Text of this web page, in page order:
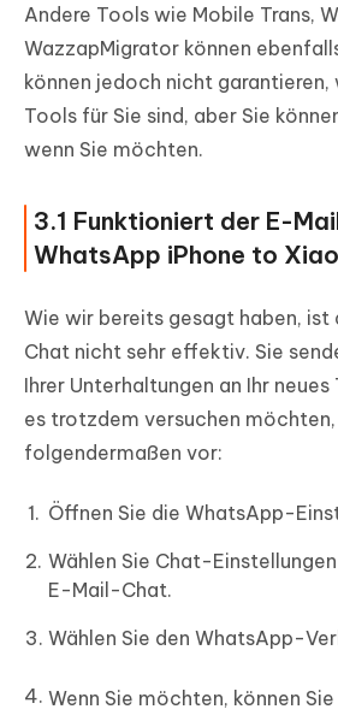
Andere Tools wie Mobile Trans,
WazzapMigrator können
können jedoch nicht
Tools für Sie sind, aber Sie
wenn Sie möchten.
3.1 Funktioniert der E-
WhatsApp iPhone to
Wie wir bereits gesagt haben,
Chat nicht sehr effektiv. Sie
Ihrer Unterhaltungen an Ihr neues
es trotzdem versuchen möchten,
folgendermaßen vor:
Öffnen Sie die WhatsApp-
Wählen Sie Chat-
E-Mail-Chat.
Wählen Sie den WhatsApp-
Wenn Sie möchten, können